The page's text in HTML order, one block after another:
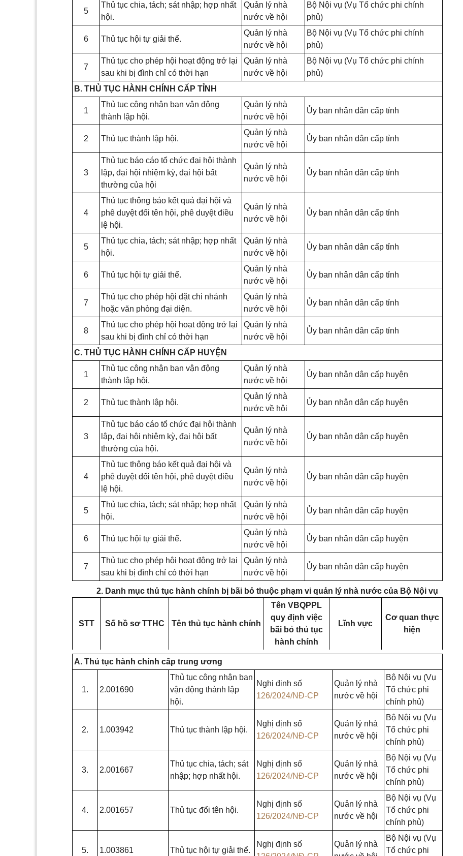
5
Thủ tục chia, tách; sát nhập; hợp nhất
hội.
Quản lý nhà
nước về hội
Bộ Nội vụ (Vụ Tổ chức phi chính
phủ)
6 Thủ tục hội tự giải thể.
Quản lý nhà
nước về hội
Bộ Nội vụ (Vụ Tổ chức phi chính
phủ)
7
Thủ tục cho phép hội hoạt động trở lại
sau khi bị đình chỉ có thời hạn
Quản lý nhà
nước về hội
Bộ Nội vụ (Vụ Tổ chức phi chính
phủ)
B. THỦ TỤC HÀNH CHÍNH CẤP TỈNH
1
Thủ tục công nhận ban vận động
thành lập hội.
Quản lý nhà
nước về hội
Ủy ban nhân dân cấp tỉnh
2 Thủ tục thành lập hội.
Quản lý nhà
nước về hội
Ủy ban nhân dân cấp tỉnh
3
Thủ tục báo cáo tổ chức đại hội thành
lập, đại hội nhiệm kỳ, đại hội bất
thường của hội
Quản lý nhà
nước về hội
Ủy ban nhân dân cấp tỉnh
4
Thủ tục thông báo kết quả đại hội và
phê duyệt đổi tên hội, phê duyệt điều
lệ hội.
Quản lý nhà
nước về hội
Ủy ban nhân dân cấp tỉnh
5
Thủ tục chia, tách; sát nhập; hợp nhất
hội.
Quản lý nhà
nước về hội
Ủy ban nhân dân cấp tỉnh
6 Thủ tục hội tự giải thể.
Quản lý nhà
nước về hội
Ủy ban nhân dân cấp tỉnh
7
Thủ tục cho phép hội đặt chi nhánh
hoặc văn phòng đại diện.
Quản lý nhà
nước về hội
Ủy ban nhân dân cấp tỉnh
8
Thủ tục cho phép hội hoạt động trở lại
sau khi bị đình chỉ có thời hạn
Quản lý nhà
nước về hội
Ủy ban nhân dân cấp tỉnh
C. THỦ TỤC HÀNH CHÍNH CẤP HUYỆN
1
Thủ tục công nhận ban vận động
thành lập hội.
Quản lý nhà
nước về hội
Ủy ban nhân dân cấp huyện
2 Thủ tục thành lập hội.
Quản lý nhà
nước về hội
Ủy ban nhân dân cấp huyện
3
Thủ tục báo cáo tổ chức đại hội thành
lập, đại hội nhiệm kỳ, đại hội bất
thường của hội.
Quản lý nhà
nước về hội
Ủy ban nhân dân cấp huyện
4
Thủ tục thông báo kết quả đại hội và
phê duyệt đổi tên hội, phê duyệt điều
lệ hội.
Quản lý nhà
nước về hội
Ủy ban nhân dân cấp huyện
5
Thủ tục chia, tách; sát nhập; hợp nhất
hội.
Quản lý nhà
nước về hội
Ủy ban nhân dân cấp huyện
6 Thủ tục hội tự giải thể.
Quản lý nhà
nước về hội
Ủy ban nhân dân cấp huyện
7
Thủ tục cho phép hội hoạt động trở lại
sau khi bị đình chỉ có thời hạn
Quản lý nhà
nước về hội
Ủy ban nhân dân cấp huyện
2. Danh mục thủ tục hành chính bị bãi bỏ thuộc phạm vi quản lý nhà nước của Bộ Nội vụ
STT Số hồ sơ TTHC Tên thủ tục hành chính
Tên VBQPPL
quy định việc
bãi bỏ thủ tục
hành chính
Lĩnh vực
Cơ quan thực
hiện
A. Thủ tục hành chính cấp trung ương
1. 2.001690
Thủ tục công nhận ban
vận động thành lập
hội.
Nghị định số
126/2024/NĐ-CP
Quản lý nhà
nước về hội
Bộ Nội vụ (Vụ
Tổ chức phi
chính phủ)
2. 1.003942 Thủ tục thành lập hội.
Nghị định số
126/2024/NĐ-CP
Quản lý nhà
nước về hội
Bộ Nội vụ (Vụ
Tổ chức phi
chính phủ)
3. 2.001667
Thủ tục chia, tách; sát
nhập; hợp nhất hội.
Nghị định số
126/2024/NĐ-CP
Quản lý nhà
nước về hội
Bộ Nội vụ (Vụ
Tổ chức phi
chính phủ)
4. 2.001657 Thủ tục đổi tên hội.
Nghị định số
126/2024/NĐ-CP
Quản lý nhà
nước về hội
Bộ Nội vụ (Vụ
Tổ chức phi
chính phủ)
5. 1.003861 Thủ tục hội tự giải thể.
Nghị định số
Quản lý nhà
Bộ Nội vụ (Vụ
Tổ chức phi